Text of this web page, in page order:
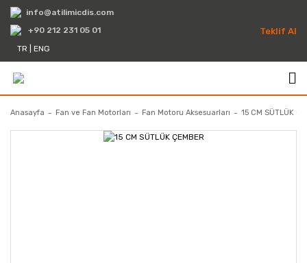
info@atilimicdis.com
+90 212 231 05 01
TR
ENG
Teklif Al
Anasayfa Fan ve Fan Motorları Fan Motoru Aksesuarları 15 CM SÜTLÜK